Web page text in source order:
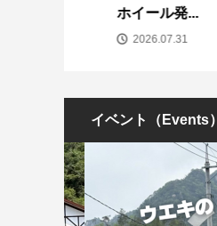
ホイール発...
2026.07.31
イベント（Events）